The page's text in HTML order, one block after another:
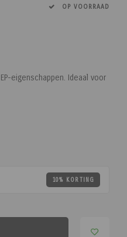
OP VOORRAAD
eigenschappen. Ideaal voor
10% KORTING